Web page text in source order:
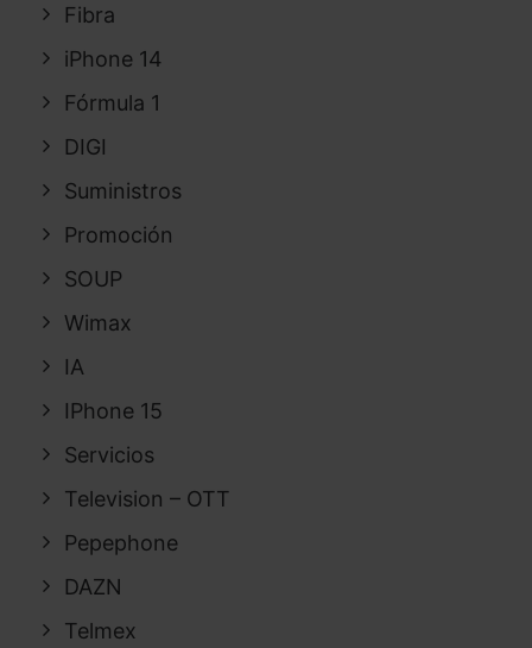
Fibra
iPhone 14
Fórmula 1
DIGI
Suministros
Promoción
SOUP
Wimax
IA
IPhone 15
Servicios
Television – OTT
Pepephone
DAZN
Telmex